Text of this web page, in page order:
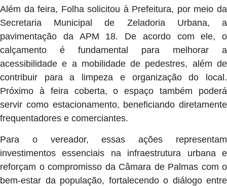
Além da feira, Folha solicitou à Prefeitura, por meio da
Secretaria Municipal de Zeladoria Urbana, a
pavimentação da APM 18. De acordo com ele, o
calçamento é fundamental para melhorar a
acessibilidade e a mobilidade de pedestres, além de
contribuir para a limpeza e organização do local.
Próximo à feira coberta, o espaço também poderá
servir como estacionamento, beneficiando diretamente
frequentadores e comerciantes.
Para o vereador, essas ações representam
investimentos essenciais na infraestrutura urbana e
reforçam o compromisso da Câmara de Palmas com o
bem-estar da população, fortalecendo o diálogo entre